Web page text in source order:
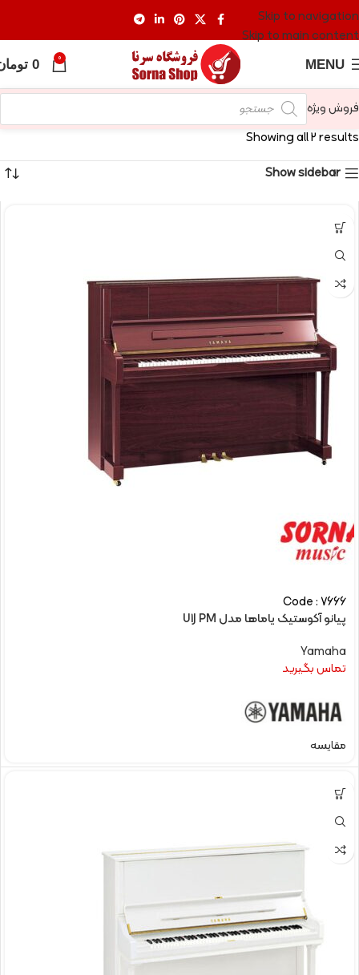
Skip to navigation
Skip to main content
MENU
0
0
فروش ویژه
Showing all 2 results
Show sidebar
Code : 7666
پیانو آکوستیک یاماها مدل U1J PM
Yamaha
تماس بگیرید
مقایسه